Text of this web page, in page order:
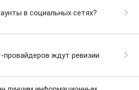
в социальных сетях?
провайдеров ждут ревизии